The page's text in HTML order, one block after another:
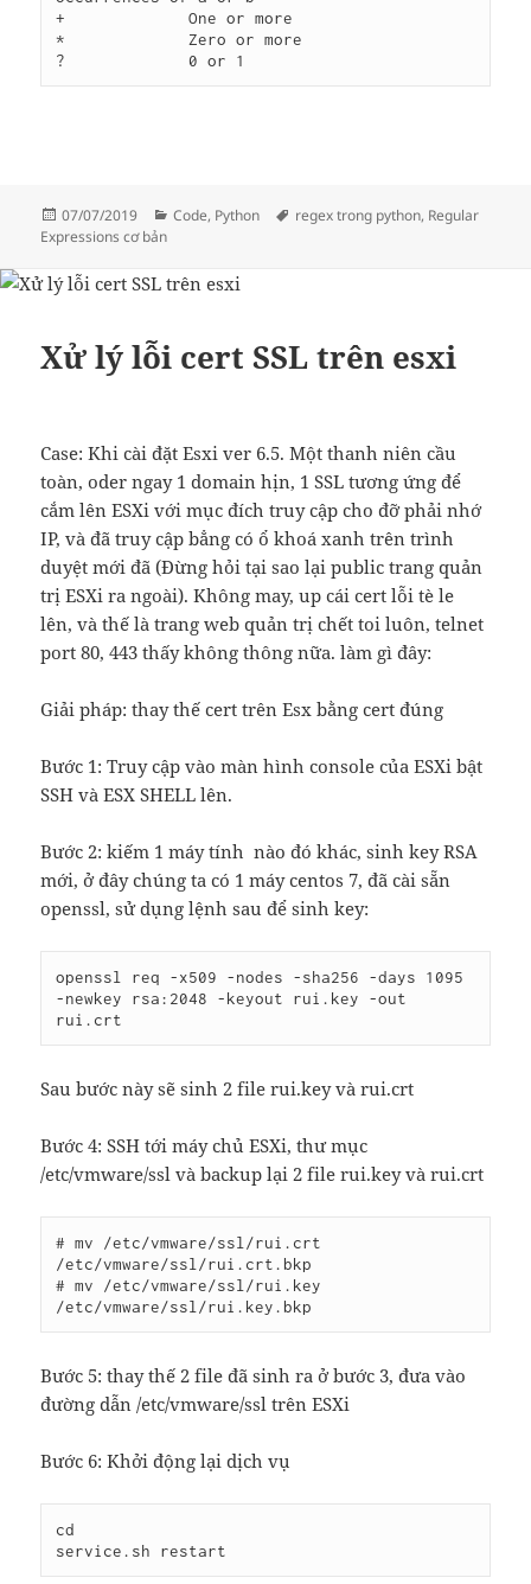
+             One or more
*             Zero or more
?             0 or 1
Đăng
vào
07/07/2019
Danh
Code, Python Thẻ
regex trong python, Regular
Expressions cơ bản
Xử lý lỗi cert SSL trên esxi
Case: Khi cài đặt Esxi ver 6.5. Một thanh niên cầu
toàn, oder ngay 1 domain hịn, 1 SSL tương ứng để
cắm lên ESXi với mục đích truy cập cho đỡ phải nhớ
IP, và đã truy cập bẳng có ổ khoá xanh trên trình
duyệt mới đã (Đừng hỏi tại sao lại public trang quản
trị ESXi ra ngoài). Không may, up cái cert lỗi tè le
lên, và thế là trang web quản trị chết toi luôn, telnet
port 80, 443 thấy không thông nữa. làm gì đây:
Giải pháp: thay thế cert trên Esx bằng cert đúng
Bước 1: Truy cập vào màn hình console của ESXi bật
SSH và ESX SHELL lên.
Bước 2: kiếm 1 máy tính nào đó khác, sinh key RSA
mới, ở đây chúng ta có 1 máy centos 7, đã cài sẵn
openssl, sử dụng lệnh sau để sinh key:
openssl req -x509 -nodes -sha256 -days 1095
-newkey rsa:2048 -keyout rui.key -out
rui.crt
Sau bước này sẽ sinh 2 file rui.key và rui.crt
Bước 4: SSH tới máy chủ ESXi, thư mục
/etc/vmware/ssl và backup lại 2 file rui.key và rui.crt
# mv /etc/vmware/ssl/rui.crt
/etc/vmware/ssl/rui.crt.bkp
# mv /etc/vmware/ssl/rui.key
/etc/vmware/ssl/rui.key.bkp
Bước 5: thay thế 2 file đã sinh ra ở bước 3, đưa vào
đường dẫn /etc/vmware/ssl trên ESXi
Bước 6: Khởi động lại dịch vụ
cd
service.sh restart